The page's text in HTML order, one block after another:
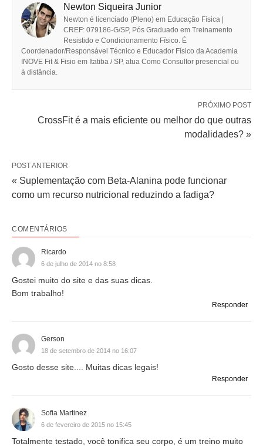
Newton Siqueira Junior
Newton é licenciado (Pleno) em Educação Física |
CREF: 079186-G/SP, Pós Graduado em Treinamento
Resistido e Condicionamento Físico. É
Coordenador/Responsável Técnico e Educador Físico da Academia
INOVE Fit & Fisio em Itatiba / SP, atua Como Consultor presencial ou
à distância.
PRÓXIMO POST
CrossFit é a mais eficiente ou melhor do que outras
modalidades? »
POST ANTERIOR
« Suplementação com Beta-Alanina pode funcionar
como um recurso nutricional reduzindo a fadiga?
COMENTÁRIOS
Ricardo
6 de julho de 2014 no 8:58
Gostei muito do site e das suas dicas.
Bom trabalho!
Responder
Gerson
18 de setembro de 2014 no 16:07
Gosto desse site.... Muitas dicas legais!
Responder
Sofia Martinez
6 de fevereiro de 2015 no 15:45
Totalmente testado, você tonifica seu corpo, é um treino muito